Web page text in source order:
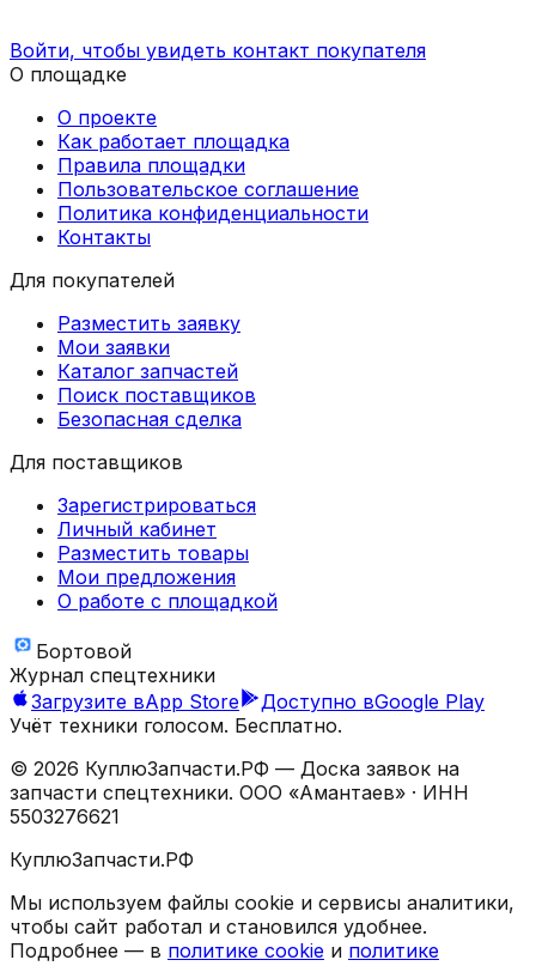
Войти, чтобы увидеть контакт покупателя
О площадке
О проекте
Как работает площадка
Правила площадки
Пользовательское соглашение
Политика конфиденциальности
Контакты
Для покупателей
Разместить заявку
Мои заявки
Каталог запчастей
Поиск поставщиков
Безопасная сделка
Для поставщиков
Зарегистрироваться
Личный кабинет
Разместить товары
Мои предложения
О работе с площадкой
Бортовой
Журнал спецтехники
Загрузите вApp Store Доступно вGoogle Play
Учёт техники голосом. Бесплатно.
© 2026 КуплюЗапчасти.РФ — Доска заявок на
запчасти спецтехники. ООО «Амантаев» · ИНН
5503276621
КуплюЗапчасти.РФ
Мы используем файлы cookie и сервисы аналитики,
чтобы сайт работал и становился удобнее.
Подробнее — в политике cookie и политике